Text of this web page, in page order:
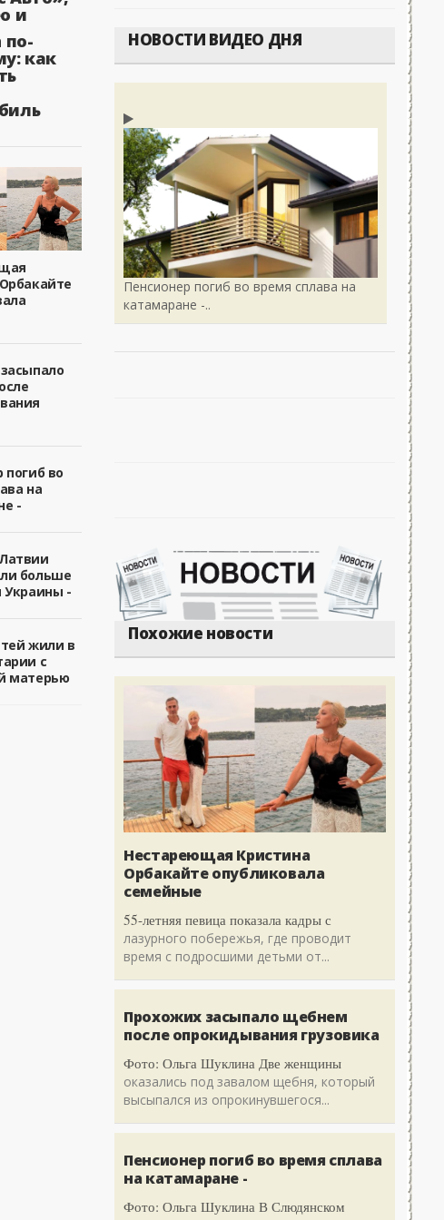
и
по-
как
погиб во
на
-
больше
Украины -
жили в
с
матерью
НОВОСТИ ВИДЕО ДНЯ
Пенсионер погиб во время сплава на
катамаране -..
Похожие новости
Нестареющая Кристина
Орбакайте опубликовала
семейные
55-летняя певица показала кадры с
лазурного побережья, где проводит
время с подросшими детьми от...
Прохожих засыпало щебнем
после опрокидывания грузовика
Фото: Ольга Шуклина Две женщины
оказались под завалом щебня, который
высыпался из опрокинувшегося...
Пенсионер погиб во время сплава
на катамаране -
Фото: Ольга Шуклина В Слюдянском